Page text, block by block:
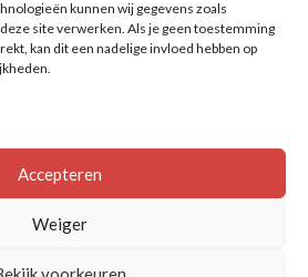
kunnen wij gegevens zoals
site verwerken. Als je geen toestemming
kan dit een nadelige invloed hebben op
Accepteren
Weiger
Amsterdam